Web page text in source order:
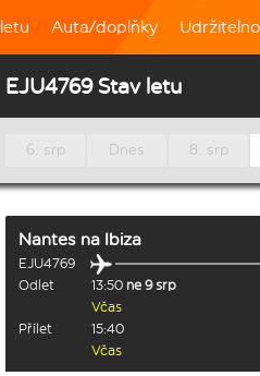
Auta/doplňky
EJU4769 Stav letu
6. srp Dnes 8. srp
Nantes na Ibiza
EJU4769
Odlet
13:50 ne 9 srp
Včas
Přílet
15:40
Včas